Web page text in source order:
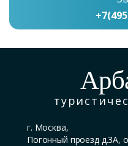
г. Москва,
Погонный проезд д.3А,